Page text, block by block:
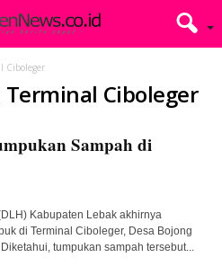
Ciboleger
Ciboleger
Sampah di
Kabupaten Lebak akhirnya
di Terminal Ciboleger, Desa Bojong
tumpukan sampah tersebut...